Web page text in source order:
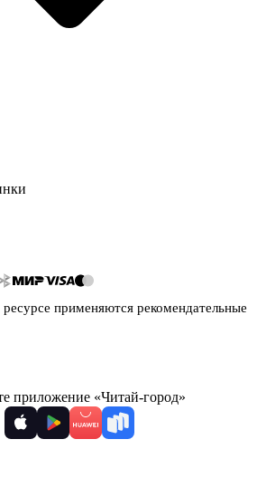
применяются рекомендательные
приложение «Читай-город»